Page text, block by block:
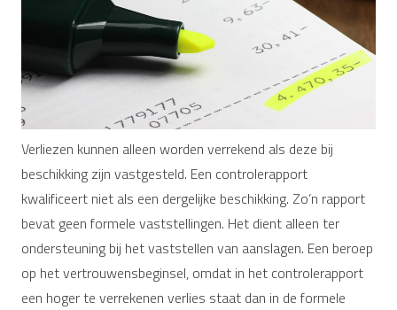
Verliezen kunnen alleen worden verrekend als deze bij
beschikking zijn vastgesteld. Een controlerapport
kwalificeert niet als een dergelijke beschikking. Zo’n rapport
bevat geen formele vaststellingen. Het dient alleen ter
ondersteuning bij het vaststellen van aanslagen. Een beroep
op het vertrouwensbeginsel, omdat in het controlerapport
een hoger te verrekenen verlies staat dan in de formele